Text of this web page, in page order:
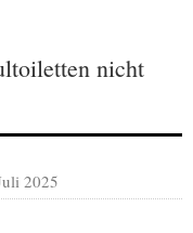
nicht
2025